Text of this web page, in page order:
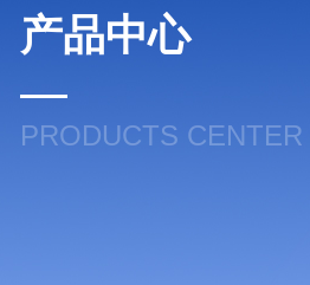
产品中心
PRODUCTS CENTER